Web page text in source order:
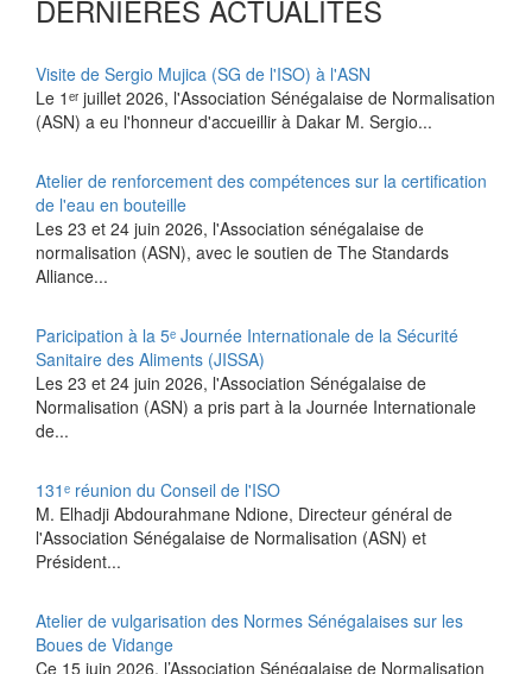
DERNIÈRES ACTUALITÉS
Visite de Sergio Mujica (SG de l'ISO) à l'ASN
Le 1ᵉʳ juillet 2026, l'Association Sénégalaise de Normalisation
(ASN) a eu l'honneur d'accueillir à Dakar M. Sergio...
Atelier de renforcement des compétences sur la certification
de l'eau en bouteille
Les 23 et 24 juin 2026, l'Association sénégalaise de
normalisation (ASN), avec le soutien de The Standards
Alliance...
Paricipation à la 5ᵉ Journée Internationale de la Sécurité
Sanitaire des Aliments (JISSA)
‎Les 23 et 24 juin 2026, l'Association Sénégalaise de
Normalisation (ASN) a pris part à la Journée Internationale
de...
131ᵉ réunion du Conseil de l'ISO
M. Elhadji Abdourahmane Ndione, Directeur général de
l'Association Sénégalaise de Normalisation (ASN) et
Président...
Atelier de vulgarisation des Normes Sénégalaises sur les
Boues de Vidange
Ce 15 juin 2026, l’Association Sénégalaise de Normalisation